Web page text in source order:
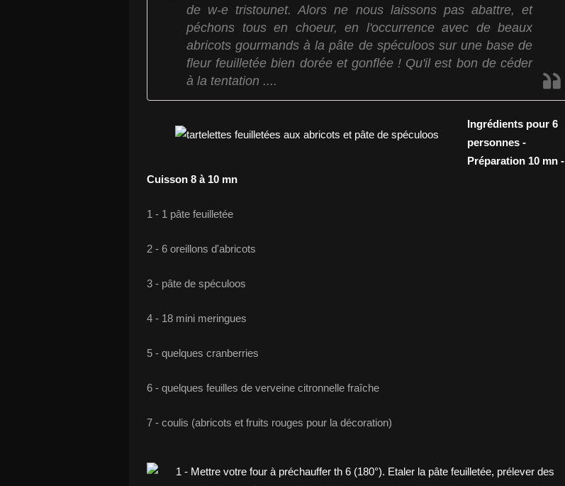
de w-e tristounet. Alors ne nous laissons pas abattre, et
péchons tous en choeur, en l'occurrence avec de beaux
abricots gourmands à la pâte de spéculoos sur une base de
fleur feuilletée bien dorée et gonflée ! Qu'il est bon de céder
à la tentation ....
Ingrédients pour 6
personnes -
Préparation 10 mn -
Cuisson 8 à 10 mn
1 - 1 pâte feuilletée
2 - 6 oreillons d'abricots
3 - pâte de spéculoos
4 - 18 mini meringues
5 - quelques cranberries
6 - quelques feuilles de verveine citronnelle fraîche
7 - coulis (abricots et fruits rouges pour la décoration)